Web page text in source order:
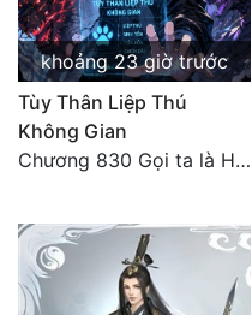
khoảng 23 giờ trước
Tùy Thân Liệp Thú
Không Gian
Chương 830 Gọi ta là Hòa Sa